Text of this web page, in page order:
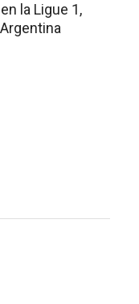
la Ligue 1,